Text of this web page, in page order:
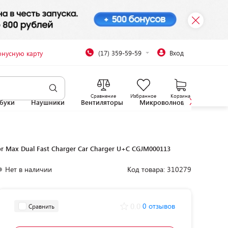
карту (17) 359-59-59 Вход
Сравнение Избранное Корзина
Наушники Вентиляторы Микроволновые печи
Dual Fast Charger Car Charger U+C CGJM000113
Нет в наличии Код товара: 310279
Сравнить 0 отзывов